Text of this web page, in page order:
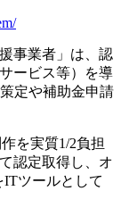
事業者」は、認
ービス等）を導
定や補助金申請
を実質1/2負担
認定取得し、オ
ITツールとして